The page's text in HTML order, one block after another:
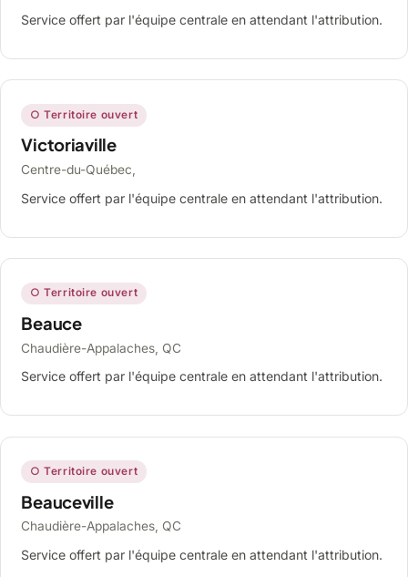
Service offert par l'équipe centrale en attendant l'attribution.
○ Territoire ouvert
Victoriaville
Centre-du-Québec,
Service offert par l'équipe centrale en attendant l'attribution.
○ Territoire ouvert
Beauce
Chaudière-Appalaches, QC
Service offert par l'équipe centrale en attendant l'attribution.
○ Territoire ouvert
Beauceville
Chaudière-Appalaches, QC
Service offert par l'équipe centrale en attendant l'attribution.